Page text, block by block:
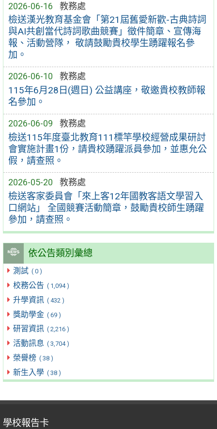
2026-06-16 教務處
檢送漢光教育基金會「第21屆舊愛新歡-古典詩詞
與AI共創當代詩詞歌曲競賽」徵件簡章、宣傳海
報、活動營隊， 敬請鼓勵貴校學生踴躍報名參
加。
2026-06-10 教務處
115年6月28日(週日) 公益講座，敬邀貴校教師報
名參加。
2026-06-09 教務處
檢送115年度臺北教育111標竿學校經營成果研討
會實施計畫1份，請貴校踴躍派員參加，並惠允公
假，請查照。
2026-05-20 教務處
檢送客家委員會「來上客12年國教客語文學習入
口網站」 全國競賽活動簡章，鼓勵貴校師生踴躍
參加，請查照。
依公告類別彙總
測試 ( 0 )
校務公告 ( 1,094 )
升學資訊 ( 432 )
獎助學金 ( 69 )
研習資訊 ( 2,216 )
活動訊息 ( 3,704 )
榮譽榜 ( 38 )
新生入學 ( 38 )
學校報告卡